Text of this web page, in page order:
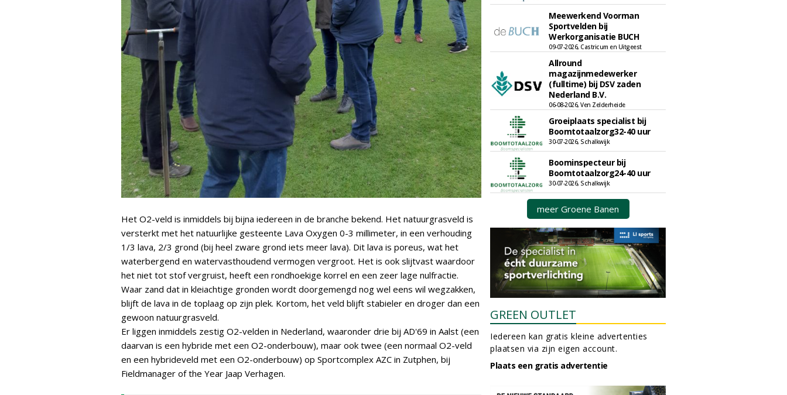
Het O2-veld is inmiddels bij bijna iedereen in de branche bekend. Het natuurgrasveld is
versterkt met het natuurlijke gesteente Lava Oxygen 0-3 millimeter, in een verhouding
1/3 lava, 2/3 grond (bij heel zware grond iets meer lava). Dit lava is poreus, wat het
waterbergend en watervasthoudend vermogen vergroot. Het is ook slijtvast waardoor
het niet tot stof vergruist, heeft een rondhoekige korrel en een zeer lage nulfractie.
Waar zand dat in kleiachtige gronden wordt doorgemengd nog wel eens wil wegzakken,
blijft de lava in de toplaag op zijn plek. Kortom, het veld blijft stabieler en droger dan een
gewoon natuurgrasveld.
Er liggen inmiddels zestig O2-velden in Nederland, waaronder drie bij AD'69 in Aalst (een
daarvan is een hybride met een O2-onderbouw), maar ook twee (een normaal O2-veld
en een hybrideveld met een O2-onderbouw) op Sportcomplex AZC in Zutphen, bij
Fieldmanager of the Year Jaap Verhagen.
Meewerkend Voorman
Sportvelden bij
Werkorganisatie BUCH
09-07-2026, Castricum en Uitgeest
Allround
magazijnmedewerker
(fulltime) bij DSV zaden
Nederland B.V.
06-08-2026, Ven Zelderheide
Groeiplaats specialist bij
Boomtotaalzorg32-40 uur
30-07-2026, Schalkwijk
Boominspecteur bij
Boomtotaalzorg24-40 uur
30-07-2026, Schalkwijk
meer Groene Banen
GREEN OUTLET
Iedereen kan gratis kleine advertenties
plaatsen via zijn eigen account.
Plaats een gratis advertentie